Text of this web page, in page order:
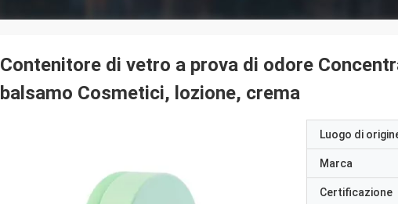
Contenitore di vetro a prova di odore
balsamo Cosmetici, lozione, crema
Luogo di
Marca
Certificazione